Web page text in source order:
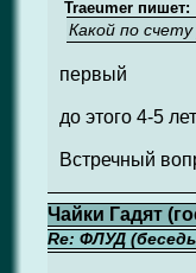
Traeumer пишет:
Какой по
первый
до этого 4-5
Встречный
Чайки Гадят
Re: ФЛУД